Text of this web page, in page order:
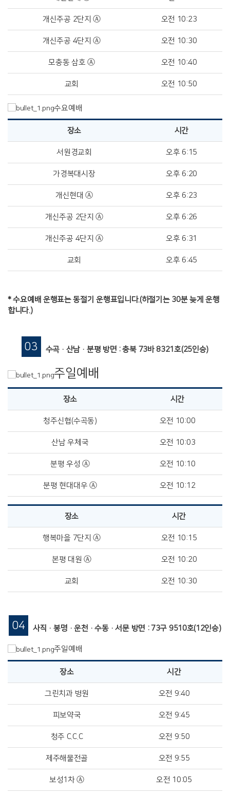
개신주공 2단지 Ⓐ 오전 10:23
개신주공 4단지 Ⓐ 오전 10:30
모충동 삼호 Ⓐ 오전 10:40
교회 오전 10:50
수요예배
장소 시간
서원경교회 오후 6:15
가경복대시장 오후 6:20
개신현대 Ⓐ 오후 6:23
개신주공 2단지 Ⓐ 오후 6:26
개신주공 4단지 Ⓐ 오후 6:31
교회 오후 6:45
* 수요예배 운행표는 동절기 운행표입니다.(하절기는 30분 늦게 운행
합니다.)
03 수곡·산남·분평 방면 : 충북 73바 8321호(25인승)
주일예배
장소 시간
청주신협(수곡동) 오전 10:00
산남 우체국 오전 10:03
분평 우성 Ⓐ 오전 10:10
분평 현대대우 Ⓐ 오전 10:12
장소 시간
행복마을 7단지 Ⓐ 오전 10:15
본평 대원 Ⓐ 오전 10:20
교회 오전 10:30
04 사직·봉명·운천·수동·서문 방면 : 73구 9510호(12인승)
주일예배
장소 시간
그린치과 병원 오전 9:40
피보약국 오전 9:45
청주 C.C.C 오전 9:50
제주해물전골 오전 9:55
보성1차 Ⓐ 오전 10:05